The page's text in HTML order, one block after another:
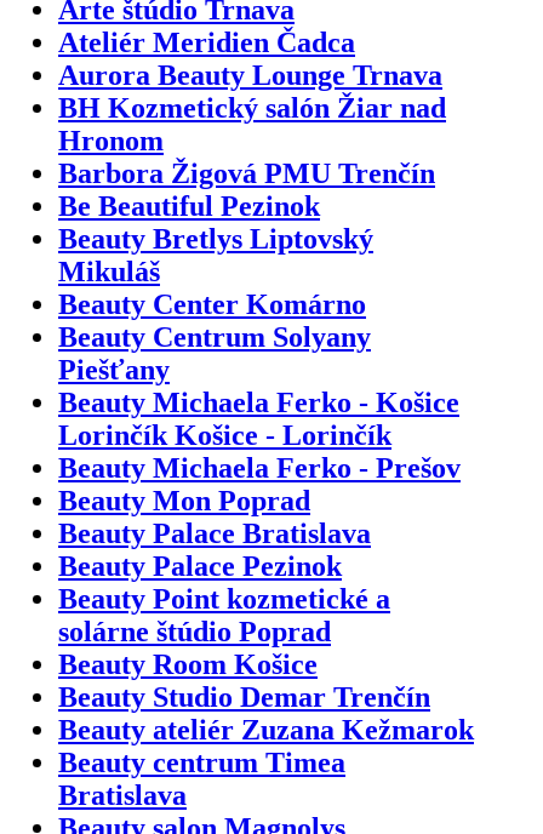
Arte štúdio Trnava
Ateliér Meridien Čadca
Aurora Beauty Lounge Trnava
BH Kozmetický salón Žiar nad
Hronom
Barbora Žigová PMU Trenčín
Be Beautiful Pezinok
Beauty Bretlys Liptovský
Mikuláš
Beauty Center Komárno
Beauty Centrum Solyany
Piešťany
Beauty Michaela Ferko - Košice
Lorinčík Košice - Lorinčík
Beauty Michaela Ferko - Prešov
Beauty Mon Poprad
Beauty Palace Bratislava
Beauty Palace Pezinok
Beauty Point kozmetické a
solárne štúdio Poprad
Beauty Room Košice
Beauty Studio Demar Trenčín
Beauty ateliér Zuzana Kežmarok
Beauty centrum Timea
Bratislava